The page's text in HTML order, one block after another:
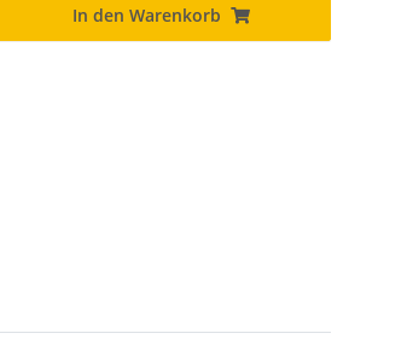
In den Warenkorb